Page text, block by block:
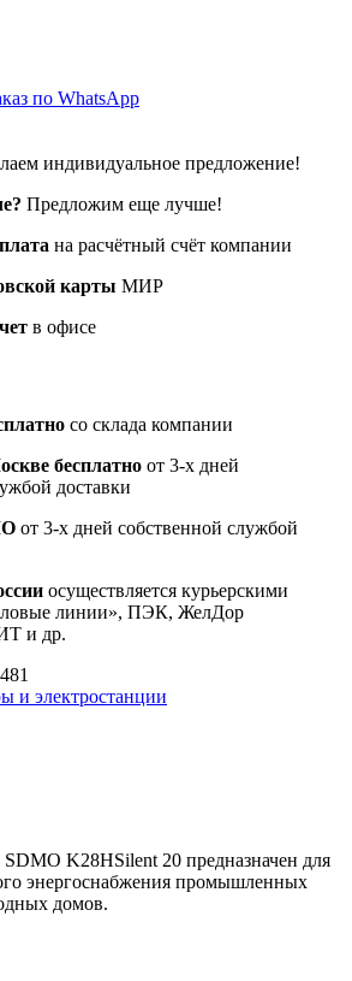
по WhatsApp
индивидуальное предложение!
Предложим еще лучше!
на расчётный счёт компании
карты МИР
в офисе
со склада компании
бесплатно от 3-х дней
доставки
от 3-х дней собственной службой
осуществляется курьерскими
линии», ПЭК, ЖелДор
и др.
и электростанции
K28HSilent 20 предназначен для
энергоснабжения промышленных
домов.